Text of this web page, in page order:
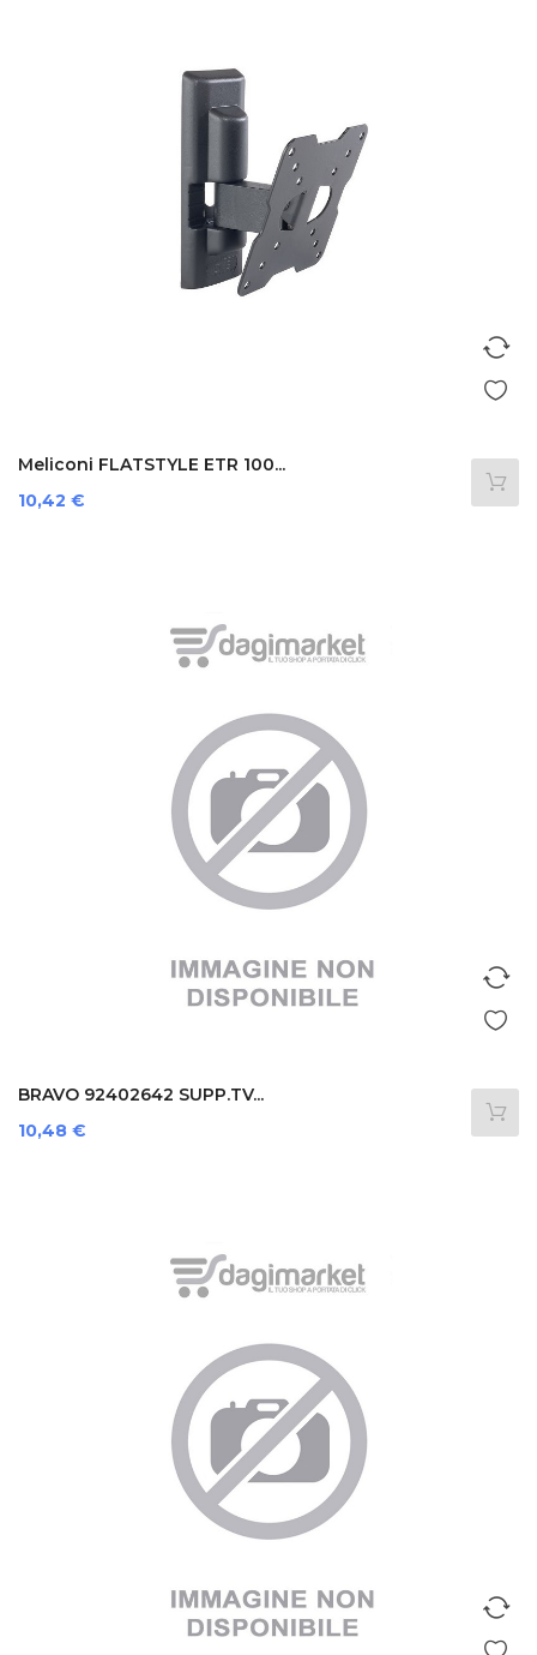
Meliconi FLATSTYLE ETR 100...
Prezzo
10,42 €
BRAVO 92402642 SUPP.TV...
Prezzo
10,48 €